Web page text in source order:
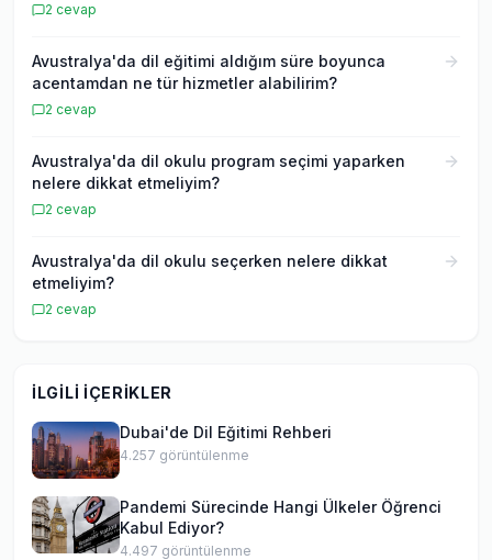
2 cevap
Avustralya'da dil eğitimi aldığım süre boyunca
acentamdan ne tür hizmetler alabilirim?
2 cevap
Avustralya'da dil okulu program seçimi yaparken
nelere dikkat etmeliyim?
2 cevap
Avustralya'da dil okulu seçerken nelere dikkat
etmeliyim?
2 cevap
İLGILI İÇERIKLER
Dubai'de Dil Eğitimi Rehberi
4.257 görüntülenme
Pandemi Sürecinde Hangi Ülkeler Öğrenci
Kabul Ediyor?
4.497 görüntülenme